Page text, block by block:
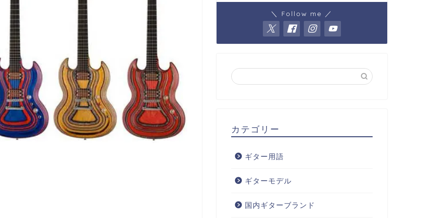
＼ Follow me ／
カテゴリー
ギター用語
ギターモデル
国内ギターブランド